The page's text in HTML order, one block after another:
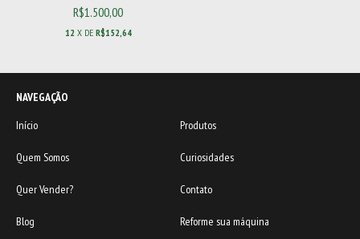
R$1.500,00
12 X DE R$152,64
NAVEGAÇÃO
Início
Produtos
Quem Somos Curiosidades
Quer Vender? Contato
Blog Reforme sua máquina